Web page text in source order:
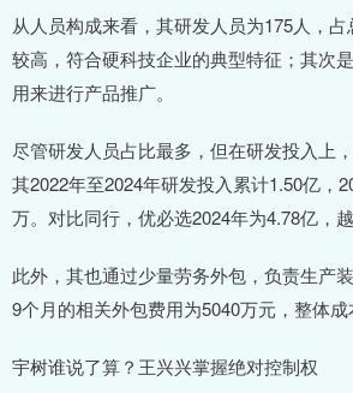
从人员构成来看，其研发人员为175人，
较高，符合硬科技企业的典型特征；其次
用来进行产品推广。
尽管研发人员占比最多，但在研发投入上
其2022年至2024年研发投入累计1.50亿，
万。对比同行，优必选2024年为4.78亿，越
此外，其也通过少量劳务外包，负责生产
9个月的相关外包费用为5040万元，整体成
宇树谁说了算？王兴兴掌握绝对控制权